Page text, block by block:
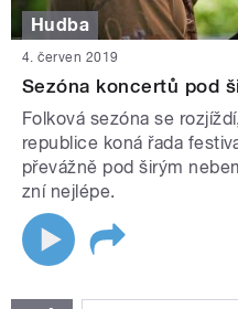
Hudba
4. červen 2019
Sezóna koncertů pod
Folková sezóna se
republice koná řada
převážně pod širým
zní nejlépe.